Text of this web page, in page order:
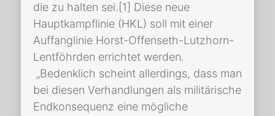
die zu halten sei.[1] Diese neue
Hauptkampflinie (HKL) soll mit einer
Auffanglinie Horst-Offenseth-Lutzhorn-
Lentföhrden errichtet werden.
„Bedenklich scheint allerdings, dass man
bei diesen Verhandlungen als militärische
Endkonsequenz eine mögliche